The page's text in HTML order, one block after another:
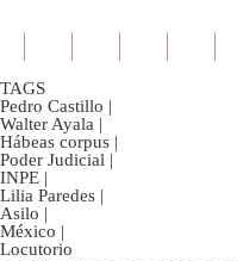
TAGS
Pedro Castillo |
Walter Ayala |
Hábeas corpus |
Poder Judicial |
INPE |
Lilia Paredes |
Asilo |
México |
Locutorio